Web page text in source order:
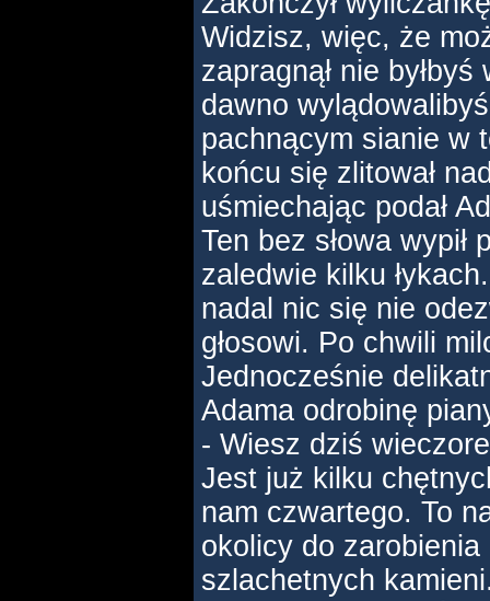
Widzisz, więc, że
zapragnął nie
dawno
pachnącym sianie w
końcu się zlitował
uśmiechając podał
Ten bez słowa wypił
zaledwie kilku
nadal nic się nie
głosowi. Po chwili
Jednocześnie
Adama odrobinę
- Wiesz dziś
Jest już kilku
nam czwartego. To
okolicy do zarobienia
szlachetnych